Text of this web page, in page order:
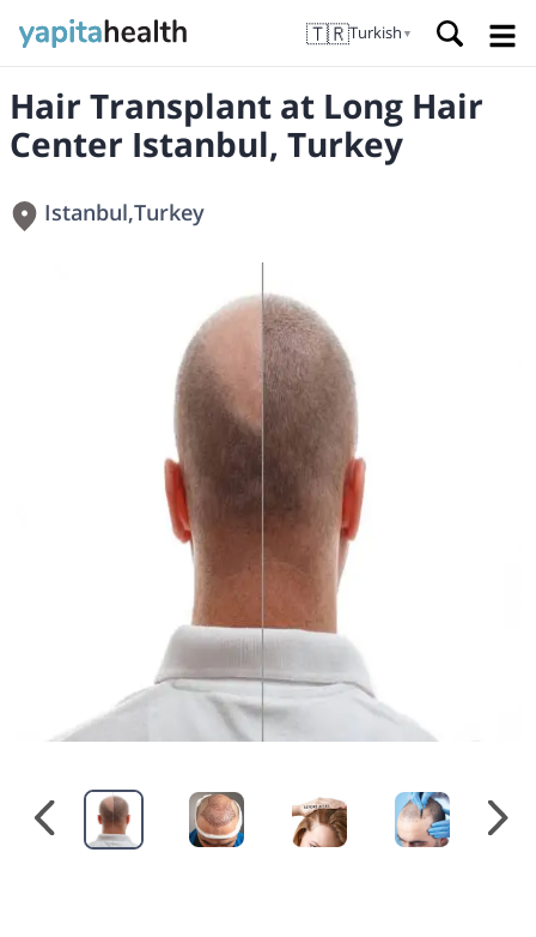
🇹🇷Turkish ▼
Hair Transplant at Long Hair
Center Istanbul, Turkey
Istanbul,Turkey